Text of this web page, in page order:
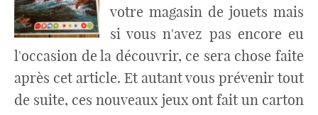
votre magasin de jouets mais
si vous n'avez pas encore eu
l'occasion de la découvrir, ce sera chose faite
après cet article. Et autant vous prévenir tout
de suite, ces nouveaux jeux ont fait un carton